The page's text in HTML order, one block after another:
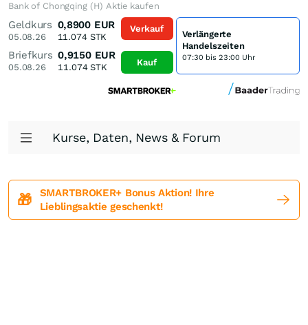
Bank of Chongqing (H) Aktie kaufen
Geldkurs
05.08.26
0,8900 EUR
11.074STK
Briefkurs
05.08.26
0,9150 EUR
11.074STK
Verkauf
Kauf
Verlängerte
Handelszeiten
07:30 bis 23:00 Uhr
Kurse, Daten, News & Forum
🎁
SMARTBROKER+ Bonus Aktion! Ihre
Lieblingsaktie geschenkt!